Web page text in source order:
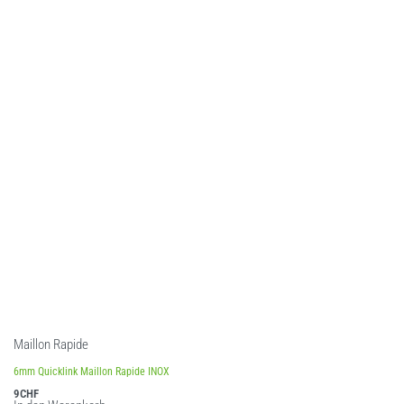
Maillon Rapide
6mm Quicklink Maillon Rapide INOX
9CHF